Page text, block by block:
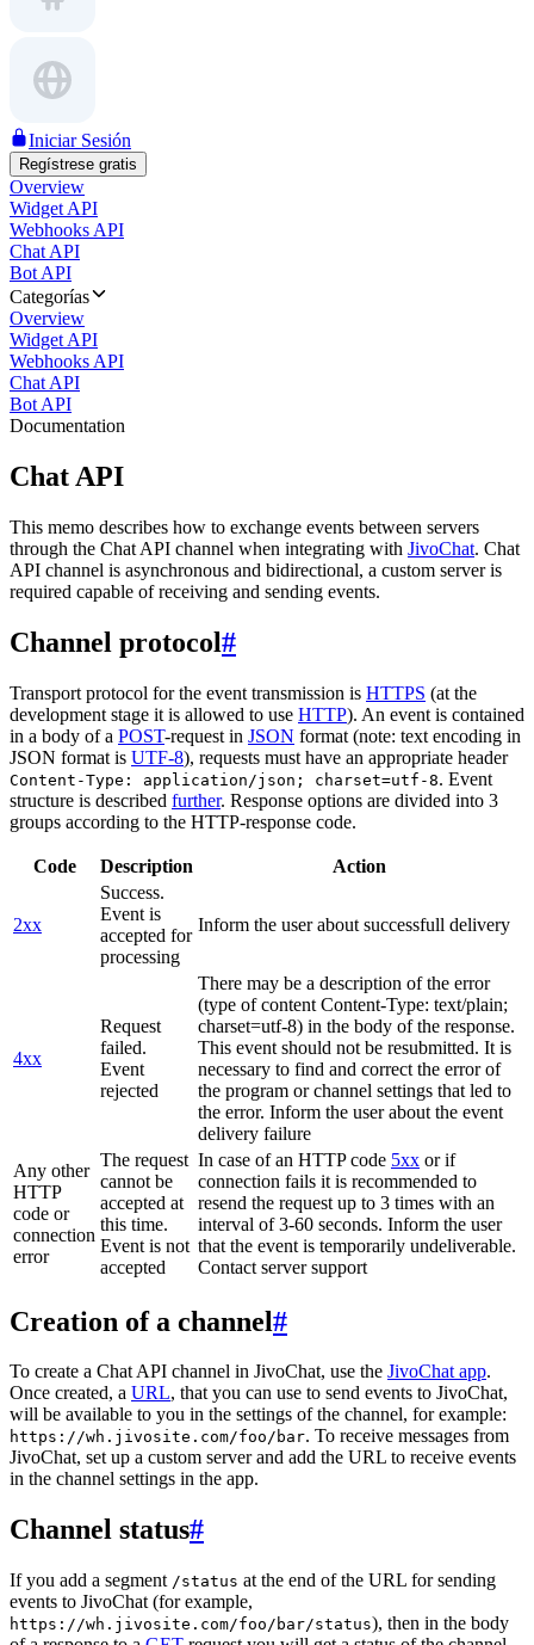
Iniciar Sesión
Regístrese gratis
Overview
Widget API
Webhooks API
Chat API
Bot API
Categorías
Overview
Widget API
Webhooks API
Chat API
Bot API
Documentation
Chat API
This memo describes how to exchange events between servers
through the Chat API channel when integrating with JivoChat. Chat
API channel is asynchronous and bidirectional, a custom server is
required capable of receiving and sending events.
Channel protocol#
Transport protocol for the event transmission is HTTPS (at the
development stage it is allowed to use HTTP). An event is contained
in a body of a POST-request in JSON format (note: text encoding in
JSON format is UTF-8), requests must have an appropriate header
Content-Type: application/json; charset=utf-8. Event
structure is described further. Response options are divided into 3
groups according to the HTTP-response code.
Code Description Action
2xx
Success.
Event is
accepted for
processing
Inform the user about successfull delivery
4xx
Request
failed.
Event
rejected
There may be a description of the error
(type of content Content-Type: text/plain;
charset=utf-8) in the body of the response.
This event should not be resubmitted. It is
necessary to find and correct the error of
the program or channel settings that led to
the error. Inform the user about the event
delivery failure
Any other
HTTP
code or
connection
error
The request
cannot be
accepted at
this time.
Event is not
accepted
In case of an HTTP code 5xx or if
connection fails it is recommended to
resend the request up to 3 times with an
interval of 3-60 seconds. Inform the user
that the event is temporarily undeliverable.
Contact server support
Creation of a channel#
To create a Chat API channel in JivoChat, use the JivoChat app.
Once created, a URL, that you can use to send events to JivoChat,
will be available to you in the settings of the channel, for example:
https://wh.jivosite.com/foo/bar. To receive messages from
JivoChat, set up a custom server and add the URL to receive events
in the channel settings in the app.
Channel status#
If you add a segment /status at the end of the URL for sending
events to JivoChat (for example,
https://wh.jivosite.com/foo/bar/status), then in the body